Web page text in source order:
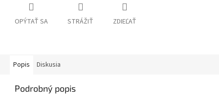
OPÝTAŤ SA STRÁŽIŤ ZDIEĽAŤ
Popis Diskusia
Podrobný popis